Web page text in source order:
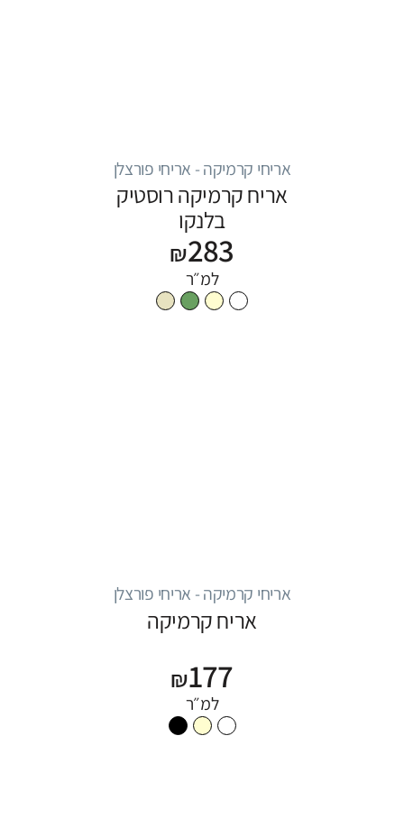
אריחי קרמיקה - אריחי פורצלן
אריח קרמיקה רוסטיק
בלנקו
₪283
למ״ר
אריחי קרמיקה - אריחי פורצלן
אריח קרמיקה
₪177
למ״ר